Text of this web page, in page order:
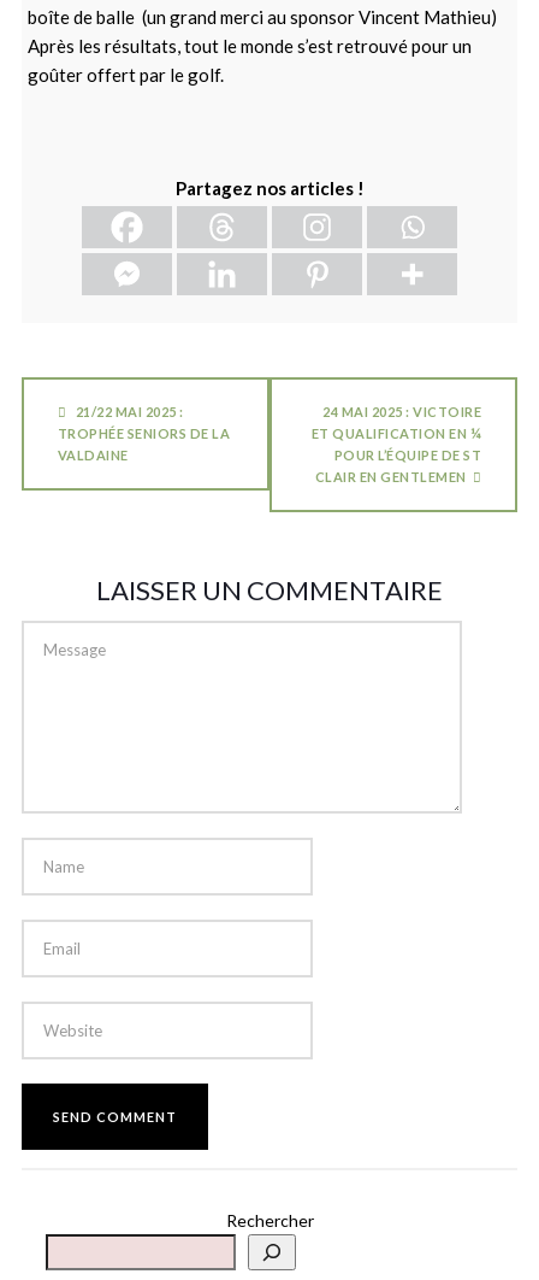
boîte de balle (un grand merci au sponsor Vincent Mathieu)
Après les résultats, tout le monde s’est retrouvé pour un
goûter offert par le golf.
Partagez nos articles !
21/22 MAI 2025 :
TROPHÉE SENIORS DE LA
VALDAINE
24 MAI 2025 : VICTOIRE
ET QUALIFICATION EN ¼
POUR L’ÉQUIPE DE ST
CLAIR EN GENTLEMEN
LAISSER UN COMMENTAIRE
Rechercher